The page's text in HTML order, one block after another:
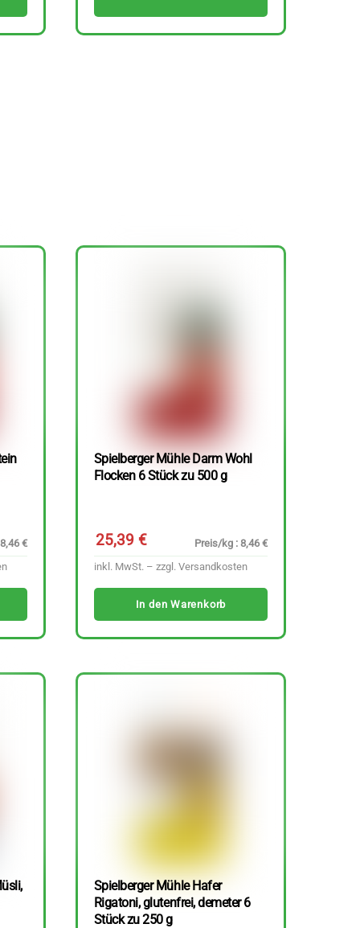
€
Spielberger Mühle Darm Wohl
Flocken 6 Stück zu 500 g
25,39€
Preis/kg : 8,46 €
inkl. MwSt. – zzgl. Versandkosten
In den Warenkorb
Spielberger Mühle Hafer
Rigatoni, glutenfrei, demeter 6
Stück zu 250 g